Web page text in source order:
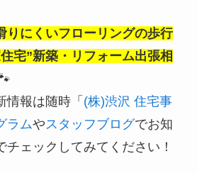
りにくいフローリングの歩行
住宅”新築・リフォーム出張相
情報は随時「 (株)渋沢 住宅事
ラムやスタッフブログでお知
チェックしてみてください！